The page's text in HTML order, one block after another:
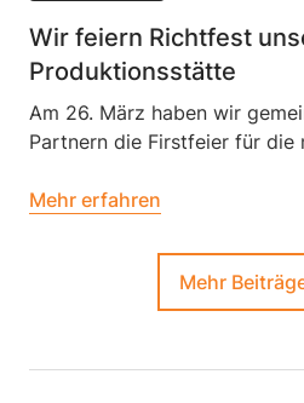
Wir feiern Richtfest
Produktionsstätte
Am 26. März haben wir
Partnern die Firstfeier für die
Mehr erfahren
Mehr